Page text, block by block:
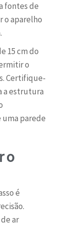
fontes de
o aparelho
15 cm do
o
Certifique-
a estrutura
parede
o
é
ar